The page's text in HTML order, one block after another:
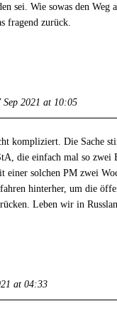
sei. Wie sowas den Weg
fragend zurück.
2021 at 10:05
kompliziert. Die Sache
die einfach mal so zwei
einer solchen PM zwei
hinterher, um die
Leben wir in
at 04:33